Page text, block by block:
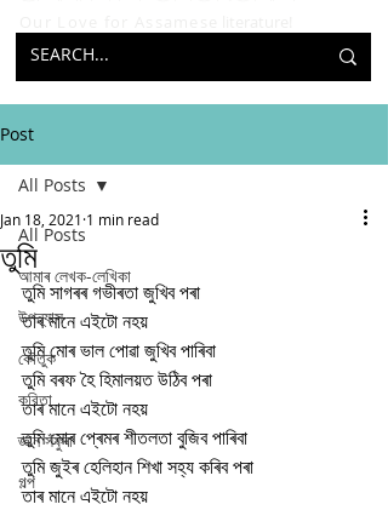
Post
All Posts
আমাৰ লেখক-লেখিকা
উপন্যাস
কৌতুক
কবিতা
জ্ঞান সঁফুৰা
গল্প
All Posts
তুমি
Jan 18, 2021 1 min read
তুমি সাগৰৰ গভীৰতা জুখিব পৰা
তাৰ মানে এইটো নহয়
তুমি মোৰ ভাল পোৱা জুখিব পাৰিবা
তুমি বৰফ হৈ হিমালয়ত উঠিব পৰা
তাৰ মানে এইটো নহয়
তুমি মোৰ প্ৰেমৰ শীতলতা বুজিব পাৰিবা
তুমি জুইৰ হেলিহান শিখা সহ্য কৰিব পৰা
তাৰ মানে এইটো নহয়